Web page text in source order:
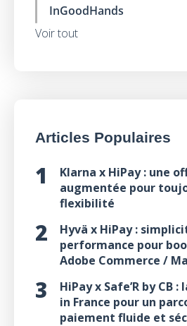
InGoodHands
Voir tout
Articles Populaires
Klarna x HiPay : une
augmentée pour
flexibilité
Hyvä x HiPay :
performance pour
Adobe Commerce /
HiPay x Safe’R by CB
in France pour un
paiement fluide et